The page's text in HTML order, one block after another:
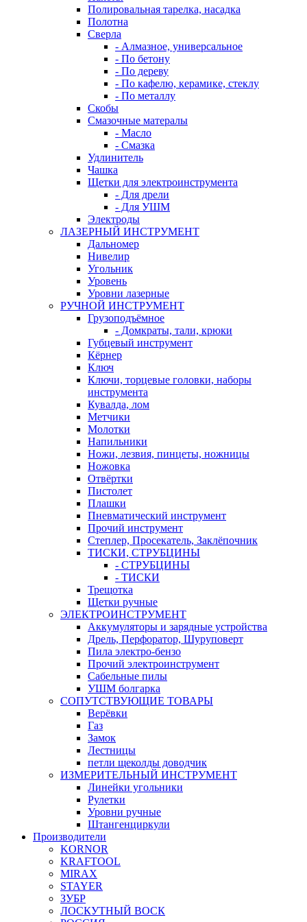
Полировальная тарелка, насадка
Полотна
Сверла
- Алмазное, универсальное
- По бетону
- По дереву
- По кафелю, керамике, стеклу
- По металлу
Скобы
Смазочные матералы
- Масло
- Смазка
Удлинитель
Чашка
Щетки для электроинструмента
- Для дрели
- Для УШМ
Электроды
ЛАЗЕРНЫЙ ИНСТРУМЕНТ
Дальномер
Нивелир
Угольник
Уровень
Уровни лазерные
РУЧНОЙ ИНСТРУМЕНТ
Грузоподъёмное
- Домкраты, тали, крюки
Губцевый инструмент
Кёрнер
Ключ
Ключи, торцевые головки, наборы
инструмента
Кувалда, лом
Метчики
Молотки
Напильники
Ножи, лезвия, пинцеты, ножницы
Ножовка
Отвёртки
Пистолет
Плашки
Пневматический инструмент
Прочий инструмент
Степлер, Просекатель, Заклёпочник
ТИСКИ, СТРУБЦИНЫ
- СТРУБЦИНЫ
- ТИСКИ
Трещотка
Щетки ручные
ЭЛЕКТРОИНСТРУМЕНТ
Аккумуляторы и зарядные устройства
Дрель, Перфоратор, Шуруповерт
Пила электро-бензо
Прочий электроинструмент
Сабельные пилы
УШМ болгарка
СОПУТСТВУЮЩИЕ ТОВАРЫ
Верёвки
Газ
Замок
Лестницы
петли щеколды доводчик
ИЗМЕРИТЕЛЬНЫЙ ИНСТРУМЕНТ
Линейки угольники
Рулетки
Уровни ручные
Штангенциркули
Производители
KORNOR
KRAFTOOL
MIRAX
STAYER
ЗУБР
ЛОСКУТНЫЙ ВОСК